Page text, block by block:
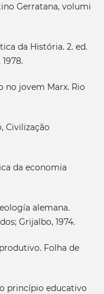
Gerratana, volumi
da História. 2. ed.
no jovem Marx. Rio
Civilização
da economia
alemana.
Grijalbo, 1974.
Folha de
princípio educativo